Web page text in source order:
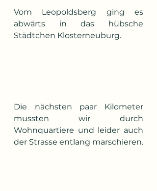
Vom Leopoldsberg ging es
abwärts in das hübsche
Städtchen Klosterneuburg.
Die nächsten paar Kilometer
mussten wir durch
Wohnquartiere und leider auch